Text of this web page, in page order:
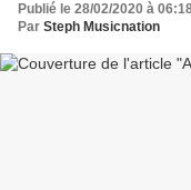
Publié le 28/02/2020 à
Par Steph Musicnation